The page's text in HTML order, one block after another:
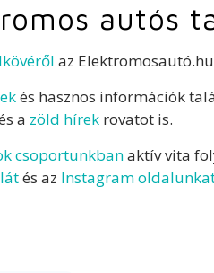
autós
az
és hasznos információk
a zöld hírekrovatot is.
csoportunkbanaktív vita
és az Instagram